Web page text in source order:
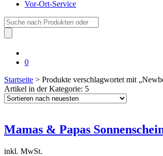
Vor-Ort-Service
Suche
nach:
0
Startseite > Produkte verschlagwortet mit
Artikel in der Kategorie: 5
Mamas & Papas
inkl. MwSt.